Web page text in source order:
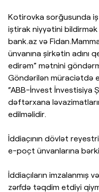
Kotirovka sorğusunda
iştirak niyyətini
bank.az və
ünvanına şirkətin adını
edirəm” mətnini
Göndərilən müraciətdə
“ABB-İnvest İnvestisiya
dəftərxana
edilməlidir.
İddiaçının dövlət
e-poçt ünvanlarına
İddiaçıların imzalanmış
zərfdə təqdim etdiyi